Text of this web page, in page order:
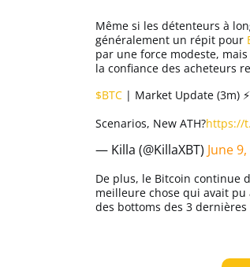
Même si les détenteurs à
généralement un répit pour
par une force modeste,
la confiance des acheteurs
$BTC | Market Update (3m) ⚡️
Scenarios, New ATH?https://
— Killa (@KillaXBT) June
De plus, le Bitcoin continue
meilleure chose qui avait
des bottoms des 3